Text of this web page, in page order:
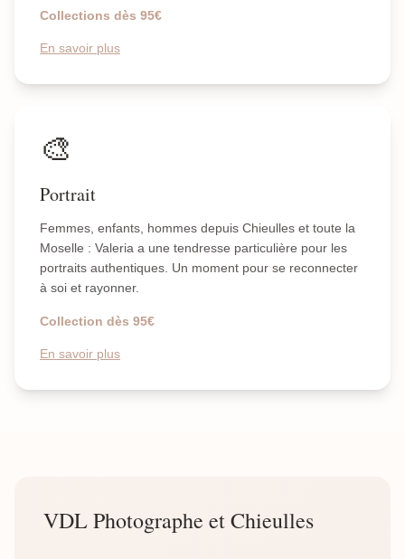
Collections dès 95€
En savoir plus
🎨
Portrait
Femmes, enfants, hommes depuis Chieulles et toute la
Moselle : Valeria a une tendresse particulière pour les
portraits authentiques. Un moment pour se reconnecter
à soi et rayonner.
Collection dès 95€
En savoir plus
VDL Photographe et Chieulles